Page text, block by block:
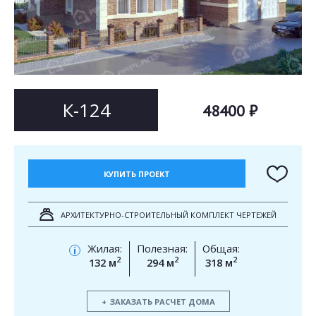
К-124 48400 ₽
КУПИТЬ ПРОЕКТ
АРХИТЕКТУРНО-СТРОИТЕЛЬНЫЙ КОМПЛЕКТ ЧЕРТЕЖЕЙ
i
Жилая:
132 м2
Полезная:
294 м2
Общая:
318 м2
ЗАКАЗАТЬ РАСЧЕТ ДОМА
Согласен на обработку персональных данных
ОТПРАВИТЬ
Согласен на обработку персональных данных
This site is protected by reCAPTCHA and the GooglePrivacy Policyand
Terms of Service
apply.